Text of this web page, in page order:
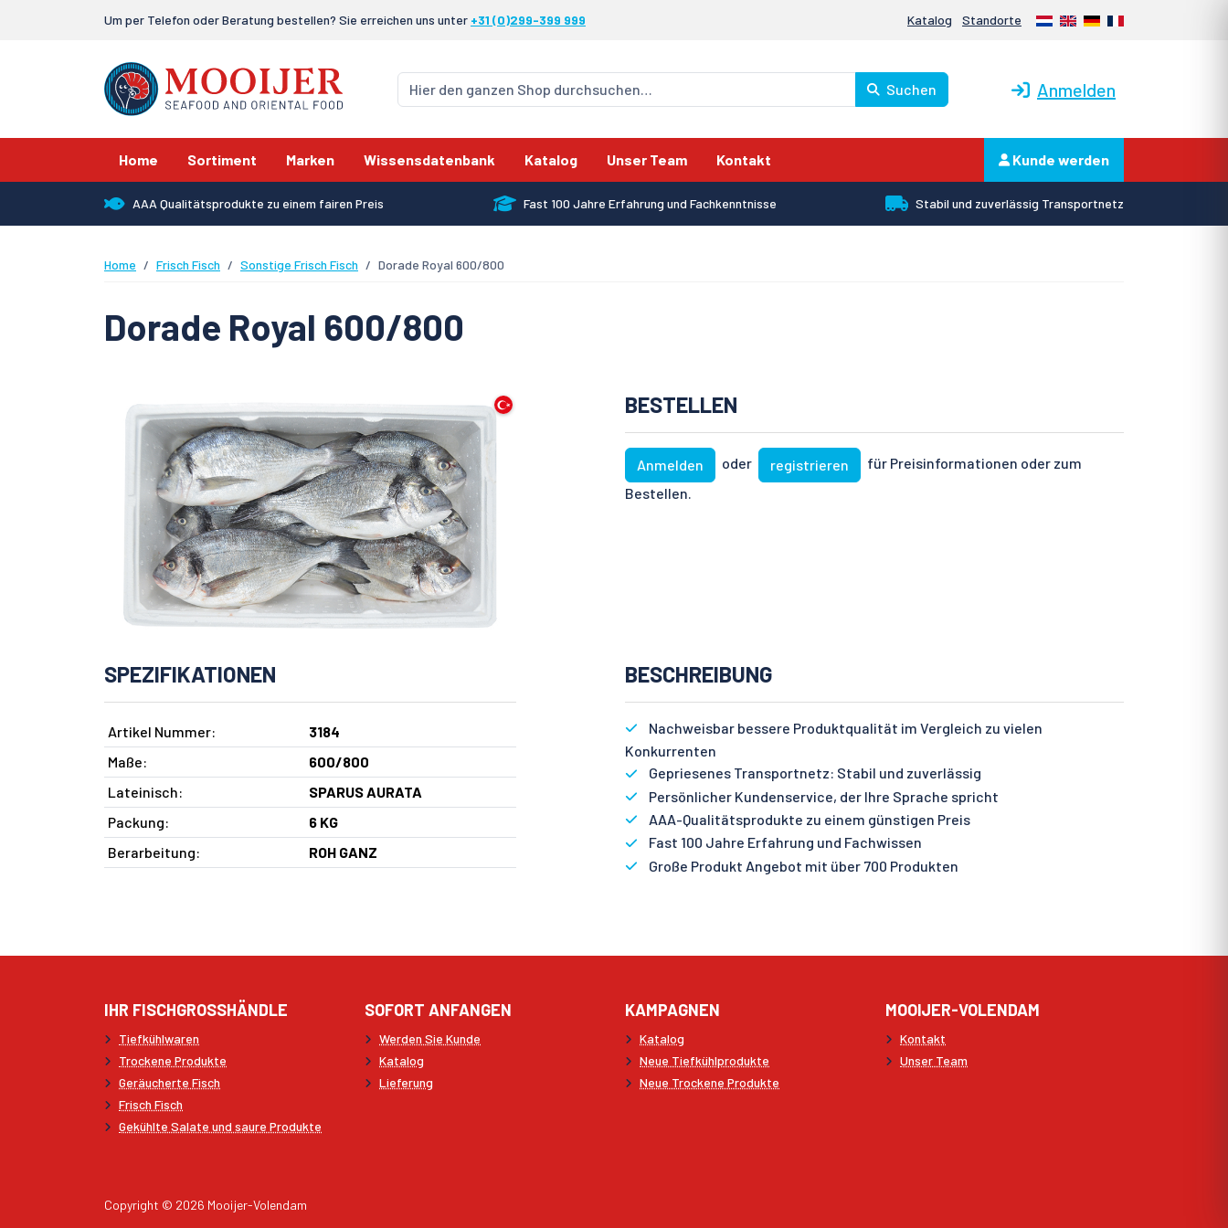
Um per Telefon oder Beratung bestellen? Sie erreichen uns unter +31 (0)299-399 999 Katalog Standorte Nederlands
EnglishDeutschFrançais
Suchen Anmelden
Home Sortiment Marken Wissensdatenbank Katalog Unser Team Kontakt Kunde werden
AAA Qualitätsprodukte zu einem fairen Preis Fast 100 Jahre Erfahrung und Fachkenntnisse Stabil und zuverlässig Transportnetz
Home Frisch Fisch Sonstige Frisch Fisch Dorade Royal 600/800
Dorade Royal 600/800
BESTELLEN
Anmelden oder registrieren
für Preisinformationen oder zum
Bestellen.
SPEZIFIKATIONEN
Artikel Nummer:
3184
Maße:
600/800
Lateinisch:
SPARUS AURATA
Packung:
6 KG
Berarbeitung:
ROH GANZ
BESCHREIBUNG
Nachweisbar bessere Produktqualität im Vergleich zu vielen
Konkurrenten
Gepriesenes Transportnetz: Stabil und zuverlässig
Persönlicher Kundenservice, der Ihre Sprache spricht
AAA-Qualitätsprodukte zu einem günstigen Preis
Fast 100 Jahre Erfahrung und Fachwissen
Große Produkt Angebot mit über 700 Produkten
IHR FISCHGROSSHÄNDLE
Tiefkühlwaren
Trockene Produkte
Geräucherte Fisch
Frisch Fisch
Gekühlte Salate und saure Produkte
SOFORT ANFANGEN
Werden Sie Kunde
Katalog
Lieferung
KAMPAGNEN
Katalog
Neue Tiefkühlprodukte
Neue Trockene Produkte
MOOIJER-VOLENDAM
Kontakt
Unser Team
Copyright © 2026 Mooijer-Volendam